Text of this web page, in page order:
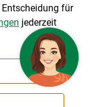
für
jederzeit